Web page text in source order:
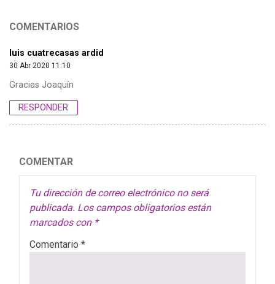
COMENTARIOS
luis cuatrecasas ardid
30 Abr 2020 11:10
Gracias Joaquín
RESPONDER
COMENTAR
Tu dirección de correo electrónico no será
publicada. Los campos obligatorios están
marcados con *
Comentario *